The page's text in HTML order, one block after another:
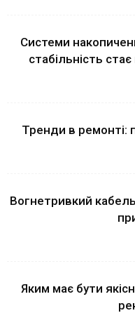
Системи
стабільність
Тренди в ремонті:
Вогнетривкий
Яким має бути